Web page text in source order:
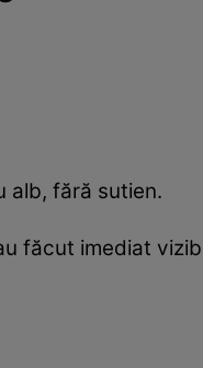
alb, fără sutien.
făcut imediat